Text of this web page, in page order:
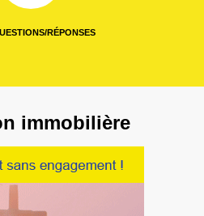
RÉPONSES
immobilière